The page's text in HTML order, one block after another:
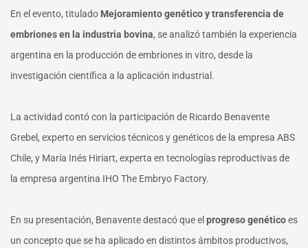
En el evento, titulado Mejoramiento genético y transferencia de
embriones en la industria bovina, se analizó también la experiencia
argentina en la producción de embriones in vitro, desde la
investigación científica a la aplicación industrial.
La actividad contó con la participación de Ricardo Benavente
Grebel, experto en servicios técnicos y genéticos de la empresa ABS
Chile, y María Inés Hiriart, experta en tecnologías reproductivas de
la empresa argentina IHO The Embryo Factory.
En su presentación, Benavente destacó que el progreso genéticoes
un concepto que se ha aplicado en distintos ámbitos productivos,